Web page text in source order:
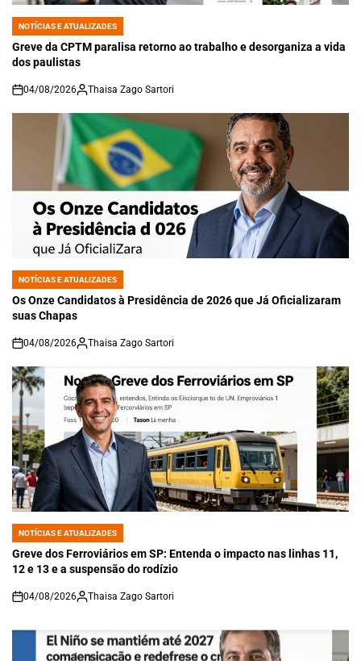
POSTED
IN
NOTÍCIAS E ATUALIZADES
Greve da CPTM paralisa retorno ao trabalho e desorganiza a vida
dos paulistas
on
04/08/2026 Thaisa Zago Sartori
POSTED
IN
NOTÍCIAS E ATUALIZADES
Os Onze Candidatos à Presidência de 2026 que Já Oficializaram
suas Chapas
on
04/08/2026 Thaisa Zago Sartori
POSTED
IN
NOTÍCIAS E ATUALIZADES
Greve dos Ferroviários em SP: Entenda o impacto nas linhas 11,
12 e 13 e a suspensão do rodízio
on
04/08/2026 Thaisa Zago Sartori